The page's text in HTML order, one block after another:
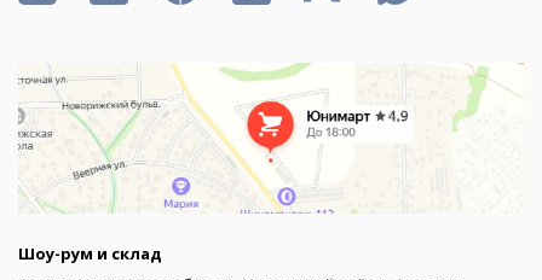
Шоу-рум и склад